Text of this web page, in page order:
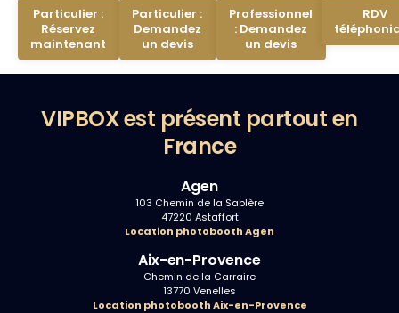
Particulier :
Réservez
maintenant
Particulier :
Demandez
un devis
Professionnel
: Demandez
un devis
RDV
VIPBOX est présent partout en
France
Agen
103 Chemin de la Sablère
47220 Astaffort
Location photobooth Agen
Aix-en-Provence
Chemin de la Carraire
13770 Venelles
Location photobooth Aix-en-Provence